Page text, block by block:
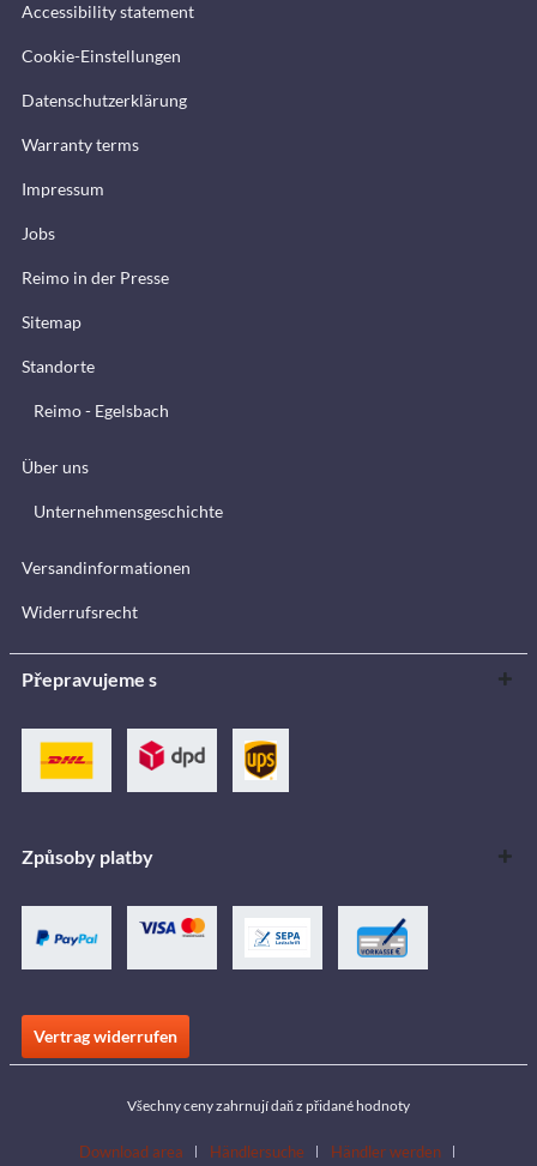
Accessibility statement
Cookie-Einstellungen
Datenschutzerklärung
Warranty terms
Impressum
Jobs
Reimo in der Presse
Sitemap
Standorte
Reimo - Egelsbach
Über uns
Unternehmensgeschichte
Versandinformationen
Widerrufsrecht
Přepravujeme s
Způsoby platby
Vertrag widerrufen
Všechny ceny zahrnují daň z přidané hodnoty
Download area Händlersuche Händler werden